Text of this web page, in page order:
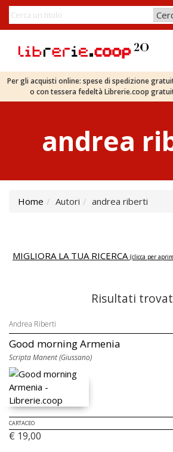
Per gli acquisti online: spese di spedizione
o con tessera fedeltà Librerie.coop
andrea
Home Autori andrea riberti
MIGLIORA LA TUA RICERCA (clicca per
Risultati
Andrea Riberti
Good morning Armenia
Scripta Manent (Giussano)
CARTACEO
€ 19,00